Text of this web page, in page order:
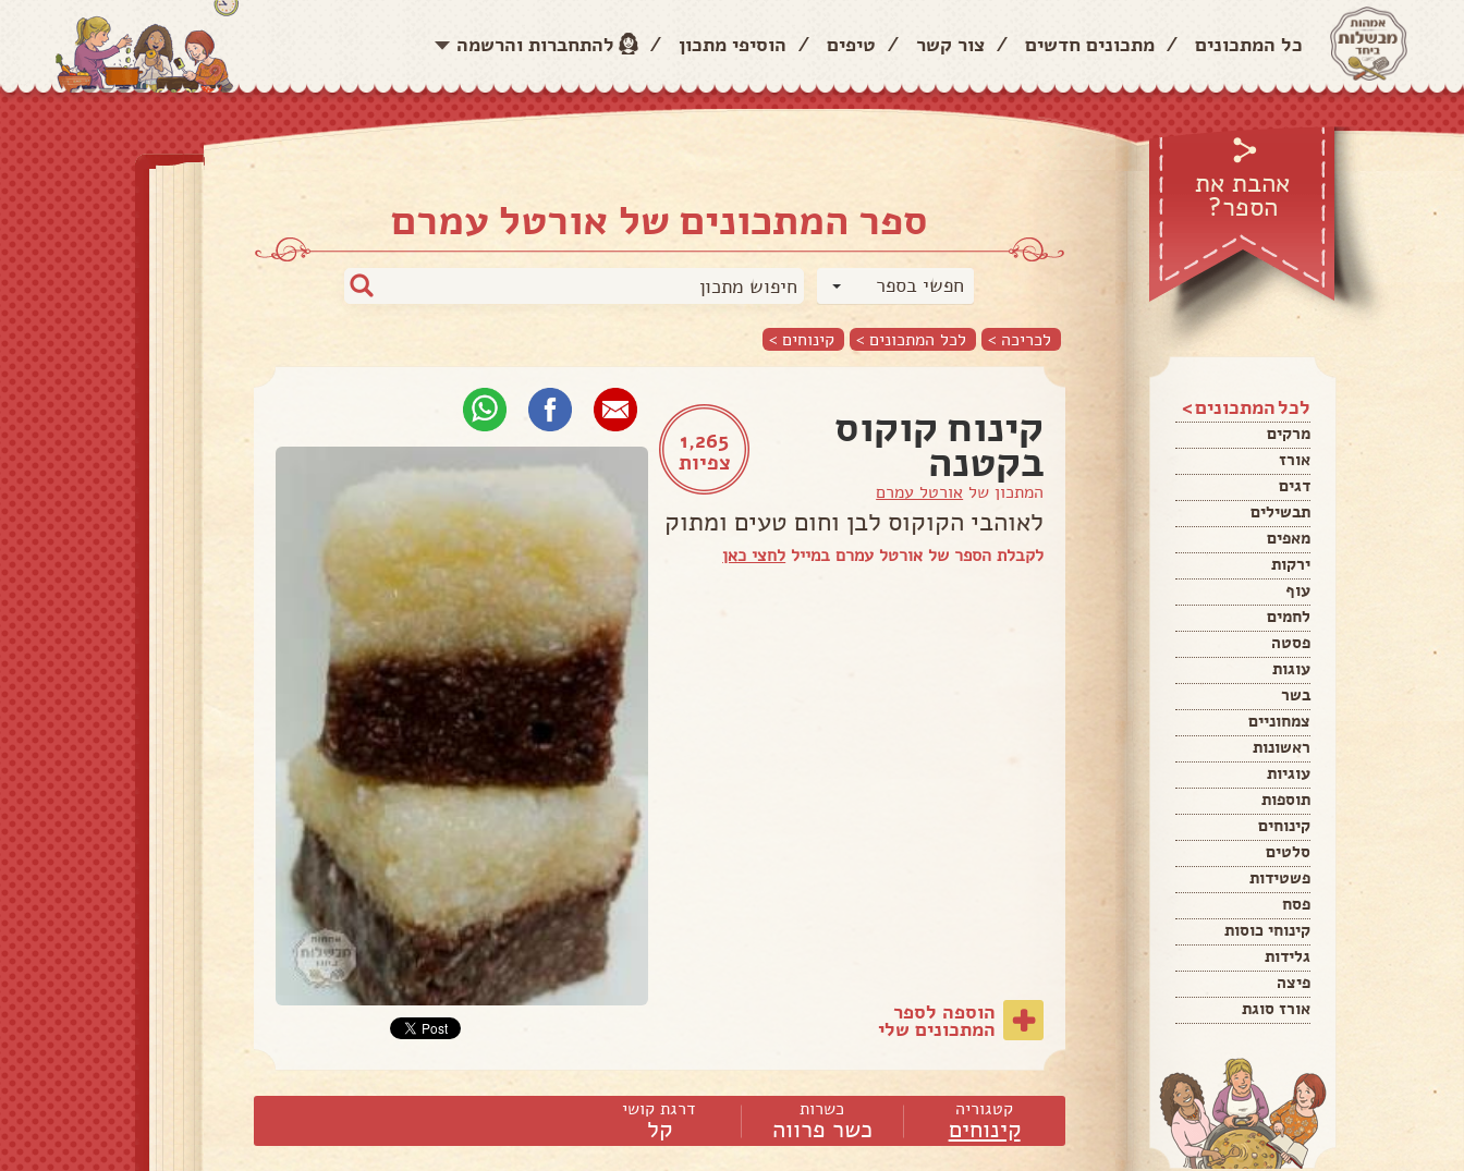
כל המתכונים / מתכונים חדשים / צור קשר / טיפים / הוסיפי מתכון / להתחברות והרשמה
אהבת את
הספר?
לכל המתכונים >
מרקים
אורז
דגים
תבשילים
מאפים
ירקות
עוף
לחמים
פסטה
עוגות
בשר
צמחוניים
ראשונות
עוגיות
תוספות
קינוחים
סלטים
פשטידות
פסח
קינוחי כוסות
גלידות
פיצה
אורז סוגת
ספר המתכונים של אורטל עמרם
חפשי בספר
לכריכה > לכל המתכונים > קינוחים >
1,265
צפיות
קינוח קוקוס
בקטנה
המתכון של אורטל עמרם
לאוהבי הקוקוס לבן וחום טעים ומתוק
לקבלת הספר של אורטל עמרם במייל לחצי כאן
הוספה לספר
המתכונים שלי
קטגוריה
קינוחים
כשרות
כשר פרווה
דרגת קושי
קל